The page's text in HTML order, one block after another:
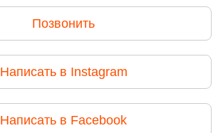
Позвонить
Написать в Instagram
Написать в Facebook